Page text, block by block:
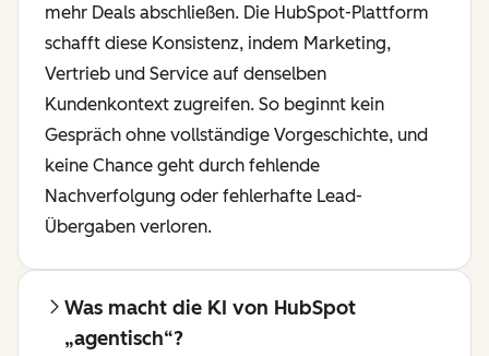
mehr Deals abschließen. Die HubSpot-Plattform
schafft diese Konsistenz, indem Marketing,
Vertrieb und Service auf denselben
Kundenkontext zugreifen. So beginnt kein
Gespräch ohne vollständige Vorgeschichte, und
keine Chance geht durch fehlende
Nachverfolgung oder fehlerhafte Lead-
Übergaben verloren.
Was macht die KI von HubSpot
„agentisch“?